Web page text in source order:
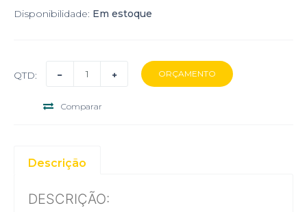
Disponibilidade: Em estoque
QTD:
Comparar
Descrição
DESCRIÇÃO: